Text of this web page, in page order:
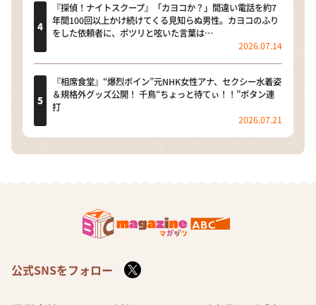
『探偵！ナイトスクープ』「カヨコか？」間違い電話を約7
年間100回以上かけ続けてくる見知らぬ男性。カヨコのふり
をした依頼者に、ポツリと呟いた言葉は…
2026.07.14
『相席食堂』“爆烈ボイン”元NHK女性アナ、セクシー水着姿
＆規格外グッズ公開！ 千鳥“ちょっと待てぃ！！”ボタン連
打
2026.07.21
公式SNSをフォロー